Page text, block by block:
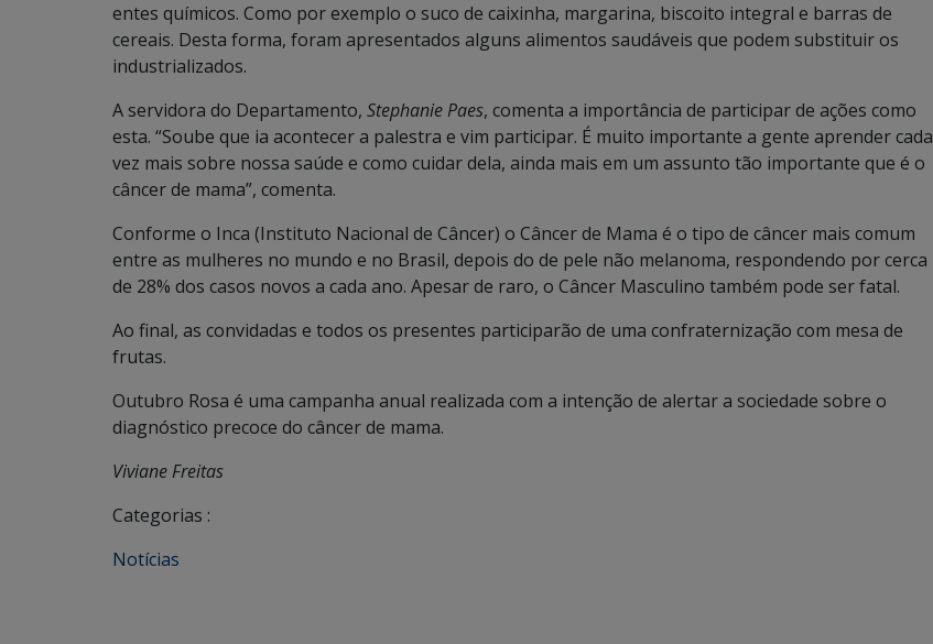
entes químicos. Como por exemplo o suco de caixinha, margarina, biscoito integral e barras de
cereais. Desta forma, foram apresentados alguns alimentos saudáveis que podem substituir os
industrializados.
A servidora do Departamento, Stephanie Paes, comenta a importância de participar de ações como
esta. “Soube que ia acontecer a palestra e vim participar. É muito importante a gente aprender cada
vez mais sobre nossa saúde e como cuidar dela, ainda mais em um assunto tão importante que é o
câncer de mama”, comenta.
Conforme o Inca (Instituto Nacional de Câncer) o Câncer de Mama é o tipo de câncer mais comum
entre as mulheres no mundo e no Brasil, depois do de pele não melanoma, respondendo por cerca
de 28% dos casos novos a cada ano. Apesar de raro, o Câncer Masculino também pode ser fatal.
Ao final, as convidadas e todos os presentes participarão de uma confraternização com mesa de
frutas.
Outubro Rosa é uma campanha anual realizada com a intenção de alertar a sociedade sobre o
diagnóstico precoce do câncer de mama.
Viviane Freitas
Categorias :
Notícias